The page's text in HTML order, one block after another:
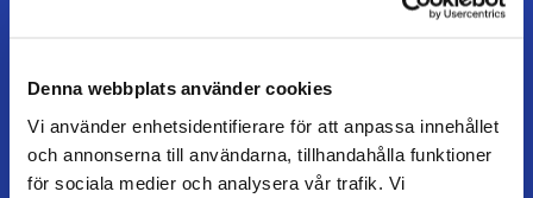
Denna webbplats använder cookies
Vi använder enhetsidentifierare för att anpassa innehållet
och annonserna till användarna, tillhandahålla funktioner
för sociala medier och analysera vår trafik. Vi
Åbningstider
Mandag–torsdag: 07–16
Fredag / dag før helligdag: 07–15